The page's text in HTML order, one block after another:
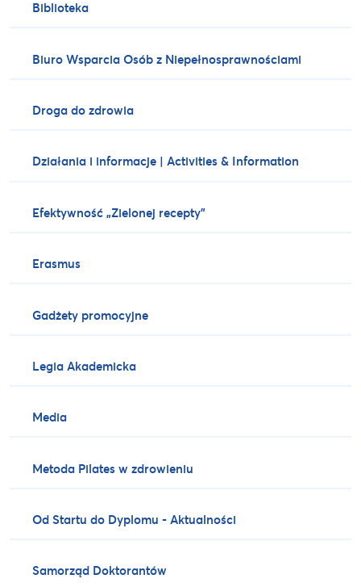
Biblioteka
Biuro Wsparcia Osób z Niepełnosprawnościami
Droga do zdrowia
Działania i informacje | Activities & Information
Efektywność „Zielonej recepty”
Erasmus
Gadżety promocyjne
Legia Akademicka
Media
Metoda Pilates w zdrowieniu
Od Startu do Dyplomu - Aktualności
Samorząd Doktorantów